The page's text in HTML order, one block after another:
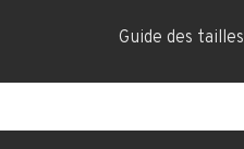
Guide des tailles